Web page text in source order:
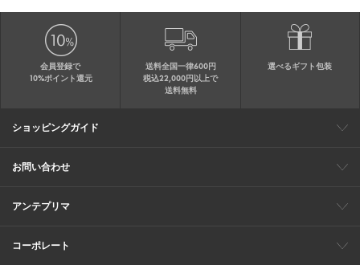
会員登録で
10%ポイント還元
送料全国一律600円
税込22,000円以上で
送料無料
選べるギフト包装
ショッピングガイド
会員特典
ご購入・配送について
返品について
ギフト包装
FAQ
サイトマップ
お問い合わせ
メールでのお問い合わせ
お修理についてのお問い合わせ
アンテプリマ
ブランドサイト
ショップリスト
ワイヤーバッグについて
特集
オンラインストアニュース
コーポレート